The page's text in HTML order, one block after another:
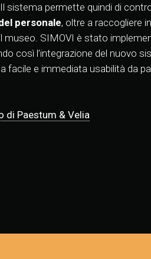
sistema permette quindi di
personale, oltre a raccogliere
museo. SIMOVI è stato
così l’integrazione del nuovo
facile e immediata usabilità da
di Paestum & Velia